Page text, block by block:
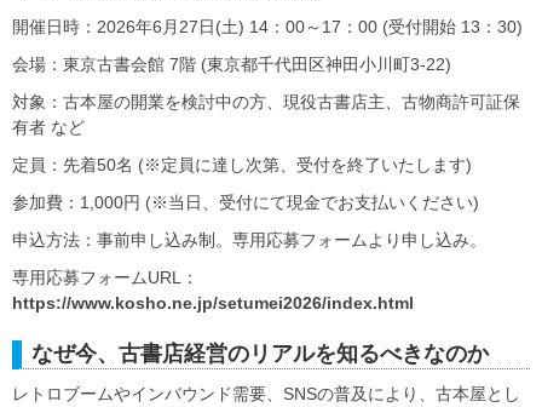
開催日時：2026年6月27日(土) 14：00～17：00 (受付開始 13：30)
会場：東京古書会館 7階 (東京都千代田区神田小川町3-22)
対象：古本屋の開業を検討中の方、現役古書店主、古物商許可証保
有者 など
定員：先着50名 (※定員に達し次第、受付を終了いたします)
参加費：1,000円 (※当日、受付にて現金でお支払いください)
申込方法：事前申し込み制。専用応募フォームより申し込み。
専用応募フォームURL：
https://www.kosho.ne.jp/setumei2026/index.html
なぜ今、古書店経営のリアルを知るべきなのか
レトロブームやインバウンド需要、SNSの普及により、古本屋とし